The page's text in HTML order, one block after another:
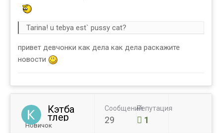
Tarina! u tebya est` pussy cat?
привет девчонки как дела как дела раскажите
новости
Кэтба
тлер
Новичок
Сообщений
29
Репутация
1